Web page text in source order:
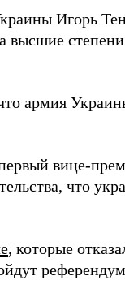
Игорь
степени
армия
вице-
что
, которые